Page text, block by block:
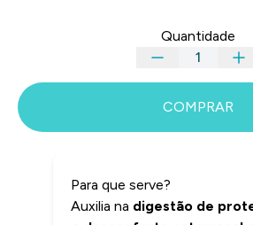
Quantidade
COMPRAR
Para que serve?
Auxilia na digestão de